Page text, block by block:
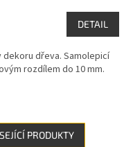
DETAIL
dekoru dřeva. Samolepicí
rozdílem do 10 mm.
PRODUKTY